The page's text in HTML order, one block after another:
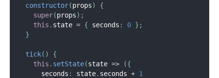
constructor(props)
{
super(props) ;
this . state = { seconds : 0 } ;
}
tick( )
{
this . setState(state => ({
      seconds
: state. seconds + 1